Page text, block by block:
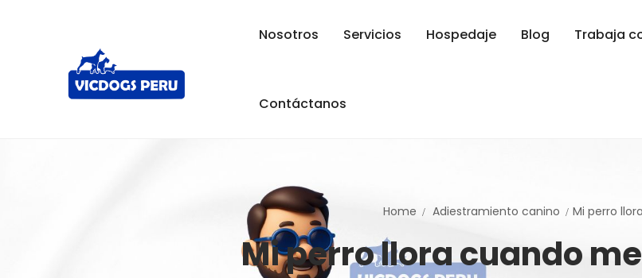
Nosotros Servicios Hospedaje Blog Trabaja
Contáctanos
Home Adiestramiento canino Mi perro
Mi perro llora cuando